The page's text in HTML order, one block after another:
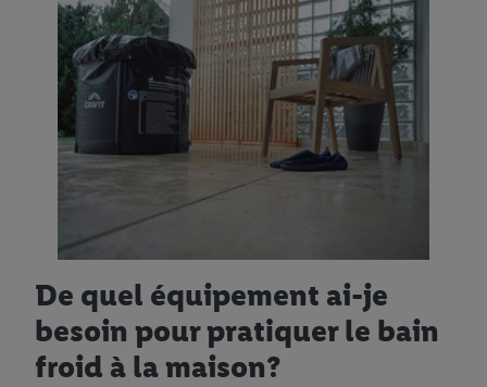
De quel équipement ai-je
besoin pour pratiquer le bain
froid à la maison?